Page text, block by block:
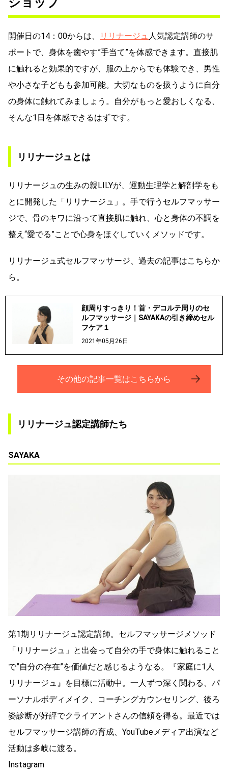
開催日の14：00からは、 リリナージュ 人気認定講師のサ
ポートで、身体を癒やす”手当て”を体感できます。直接肌
に触れると効果的ですが、服の上からでも体験でき、男性
や小さな子どもも参加可能。大切なものを扱うように自分
の身体に触れてみましょう。自分がもっと愛おしくなる、
そんな1日を体感できるはずです。
リリナージュとは
リリナージュの生みの親LILYが、運動生理学と解剖学をも
とに開発した「リリナージュ」。手で行うセルフマッサー
ジで、骨のキワに沿って直接肌に触れ、心と身体の不調を
整え“愛でる”ことで心身をほぐしていくメソッドです。
リリナージュ式セルフマッサージ、過去の記事はこちらか
ら。
顔周りすっきり！首・デコルテ周りのセ
ルフマッサージ｜SAYAKAの引き締めセル
フケア１
2021年05月26日
その他の記事一覧はこちらから
リリナージュ認定講師たち
SAYAKA
第1期リリナージュ認定講師。セルフマッサージメソッド
「リリナージュ」と出会って自分の手で身体に触れること
で”自分の存在”を価値だと感じるようなる。『家庭に1人
リリナージュ』を目標に活動中。一人ずつ深く関わる、パ
ーソナルボディメイク、コーチングカウンセリング、後ろ
姿診断が好評でクライアントさんの信頼を得る。最近では
セルフマッサージ講師の育成、YouTubeメディア出演など
活動は多岐に渡る。
Instagram